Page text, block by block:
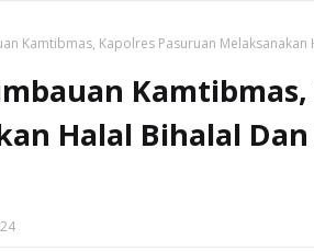
Kamtibmas, Kapolres Pasuruan
Halal Bihalal